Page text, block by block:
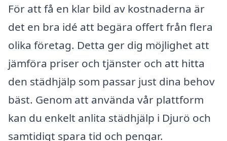
För att få en klar bild av kostnaderna är
det en bra idé att begära offert från flera
olika företag. Detta ger dig möjlighet att
jämföra priser och tjänster och att hitta
den städhjälp som passar just dina behov
bäst. Genom att använda vår plattform
kan du enkelt anlita städhjälp i Djurö och
samtidigt spara tid och pengar.